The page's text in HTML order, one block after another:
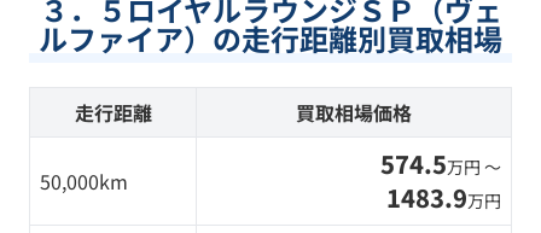
３．５ロイヤルラウンジＳＰ（ヴェ
ルファイア）の走行距離別買取相場
走行距離 買取相場価格
50,000km 574.5万円 〜
1483.9万円